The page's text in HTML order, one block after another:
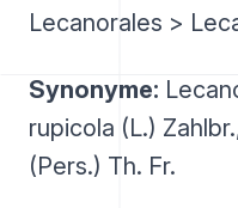
Lecanorales >
Synonyme:
rupicola (L.)
(Pers.) Th. Fr.